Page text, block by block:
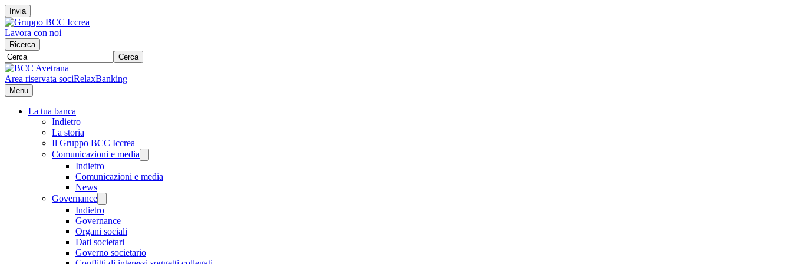
Invia
Lavora con noi
Ricerca
Cerca
Area riservata sociRelaxBanking
Menu
La tua banca
Indietro
La storia
Il Gruppo BCC Iccrea
Comunicazioni e media
Indietro
Comunicazioni e media
News
Governance
Indietro
Governance
Organi sociali
Dati societari
Governo societario